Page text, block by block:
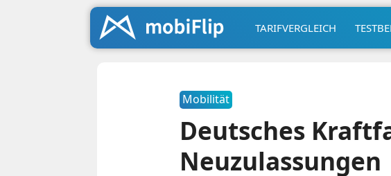
TARIFVERGLEICH
Mobilität
Deutsches
Neuzulassungen